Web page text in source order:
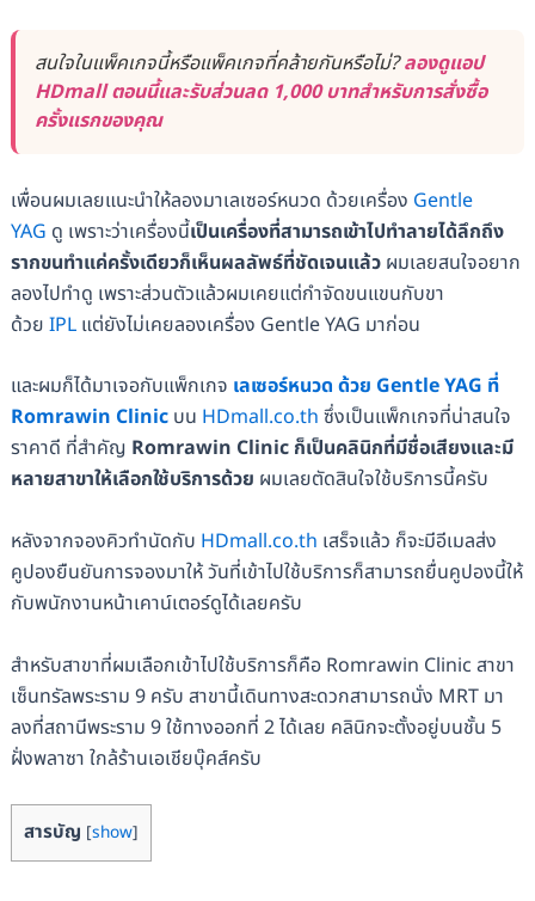
สนใจในแพ็คเกจนี้หรือแพ็คเกจที่คล้ายกันหรือไม่?ลองดูแอป
HDmall ตอนนี้และรับส่วนลด 1,000 บาทสำหรับการสั่งซื้อ
ครั้งแรกของคุณ
เพื่อนผมเลยแนะนำให้ลองมาเลเซอร์หนวด ด้วยเครื่อง Gentle
YAG ดู เพราะว่าเครื่องนี้เป็นเครื่องที่สามารถเข้าไปทำลายได้ลึกถึง
รากขนทำแค่ครั้งเดียวก็เห็นผลลัพธ์ที่ชัดเจนแล้วผมเลยสนใจอยาก
ลองไปทำดู เพราะส่วนตัวแล้วผมเคยแต่กำจัดขนแขนกับขา
ด้วย IPLแต่ยังไม่เคยลองเครื่อง Gentle YAG มาก่อน
และผมก็ได้มาเจอกับแพ็กเกจ เลเซอร์หนวด ด้วย Gentle YAG ที่
Romrawin Clinicบน HDmall.co.th ซึ่งเป็นแพ็กเกจที่น่าสนใจ
ราคาดี ที่สำคัญ Romrawin Clinic ก็เป็นคลินิกที่มีชื่อเสียงและมี
หลายสาขาให้เลือกใช้บริการด้วย ผมเลยตัดสินใจใช้บริการนี้ครับ
หลังจากจองคิวทำนัดกับ HDmall.co.th เสร็จแล้ว ก็จะมีอีเมลส่ง
คูปองยืนยันการจองมาให้ วันที่เข้าไปใช้บริการก็สามารถยื่นคูปองนี้ให้
กับพนักงานหน้าเคาน์เตอร์ดูได้เลยครับ
สำหรับสาขาที่ผมเลือกเข้าไปใช้บริการก็คือ Romrawin Clinic สาขา
เซ็นทรัลพระราม 9 ครับ สาขานี้เดินทางสะดวกสามารถนั่ง MRT มา
ลงที่สถานีพระราม 9 ใช้ทางออกที่ 2 ได้เลย คลินิกจะตั้งอยู่บนชั้น 5
ฝั่งพลาซา ใกล้ร้านเอเชียบุ๊คส์ครับ
สารบัญ [show]